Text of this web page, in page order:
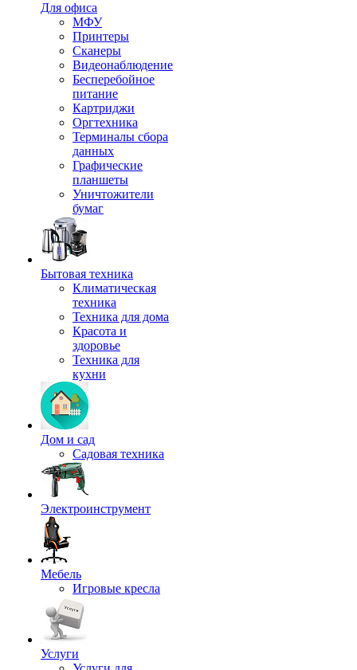
Для офиса
МФУ
Принтеры
Сканеры
Видеонаблюдение
Бесперебойное
питание
Картриджи
Оргтехника
Терминалы сбора
данных
Графические
планшеты
Уничтожители
бумаг
Бытовая техника
Климатическая
техника
Техника для дома
Красота и
здоровье
Техника для
кухни
Дом и сад
Садовая техника
Электроинструмент
Мебель
Игровые кресла
Услуги